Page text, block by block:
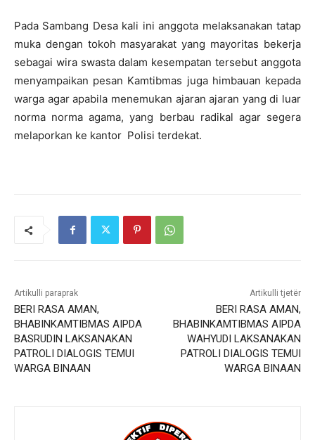
Pada Sambang Desa kali ini anggota melaksanakan tatap
muka dengan tokoh masyarakat yang mayoritas bekerja
sebagai wira swasta dalam kesempatan tersebut anggota
menyampaikan pesan Kamtibmas juga himbauan kepada
warga agar apabila menemukan ajaran ajaran yang di luar
norma norma agama, yang berbau radikal agar segera
melaporkan ke kantor Polisi terdekat.
Artikulli paraprak
BERI RASA AMAN,
BHABINKAMTIBMAS AIPDA
BASRUDIN LAKSANAKAN
PATROLI DIALOGIS TEMUI
WARGA BINAAN
Artikulli tjetër
BERI RASA AMAN,
BHABINKAMTIBMAS AIPDA
WAHYUDI LAKSANAKAN
PATROLI DIALOGIS TEMUI
WARGA BINAAN